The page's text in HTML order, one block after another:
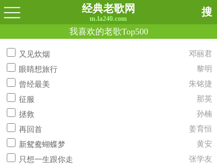
经典老歌网
m.la240.com
搜
我喜欢的老歌Top500
又见炊烟
邓丽君
眼睛想旅行
黎明
曾经最美
朱铭捷
征服
那英
拯救
孙楠
再回首
姜育恒
新鸳鸯蝴蝶梦
黄安
只想一生跟你走
张学友